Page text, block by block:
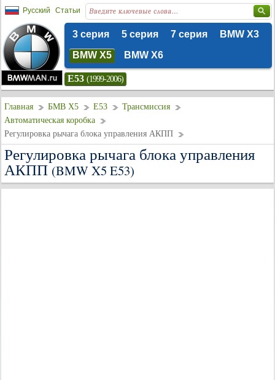
Русский Статьи
3 серия 5 серия 7 серия
BMW X3
BMW X5
BMW X6
E53 (1999-2006)
Главная БМВ Х5 E53
Трансмиссия
Автоматическая коробка
Регулировка рычага блока управления АКПП
Регулировка рычага блока управления
АКПП(BMW X5 E53)